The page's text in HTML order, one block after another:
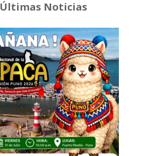
Últimas Noticias